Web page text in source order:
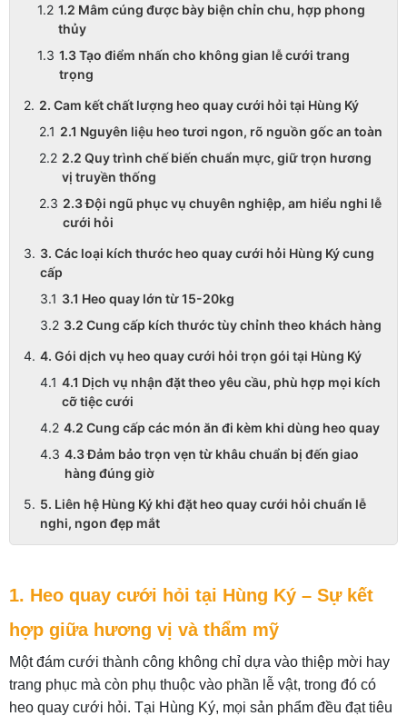
1.2 Mâm cúng được bày biện chỉn chu, hợp phong
thủy
1.3 Tạo điểm nhấn cho không gian lễ cưới trang
trọng
2. Cam kết chất lượng heo quay cưới hỏi tại Hùng Ký
2.1 Nguyên liệu heo tươi ngon, rõ nguồn gốc an toàn
2.2 Quy trình chế biến chuẩn mực, giữ trọn hương
vị truyền thống
2.3 Đội ngũ phục vụ chuyên nghiệp, am hiểu nghi lễ
cưới hỏi
3. Các loại kích thước heo quay cưới hỏi Hùng Ký cung
cấp
3.1 Heo quay lớn từ 15-20kg
3.2 Cung cấp kích thước tùy chỉnh theo khách hàng
4. Gói dịch vụ heo quay cưới hỏi trọn gói tại Hùng Ký
4.1 Dịch vụ nhận đặt theo yêu cầu, phù hợp mọi kích
cỡ tiệc cưới
4.2 Cung cấp các món ăn đi kèm khi dùng heo quay
4.3 Đảm bảo trọn vẹn từ khâu chuẩn bị đến giao
hàng đúng giờ
5. Liên hệ Hùng Ký khi đặt heo quay cưới hỏi chuẩn lễ
nghi, ngon đẹp mắt
1. Heo quay cưới hỏi tại Hùng Ký – Sự kết
hợp giữa hương vị và thẩm mỹ
Một đám cưới thành công không chỉ dựa vào thiệp mời hay
trang phục mà còn phụ thuộc vào phần lễ vật, trong đó có
heo quay cưới hỏi. Tại Hùng Ký, mọi sản phẩm đều đạt tiêu